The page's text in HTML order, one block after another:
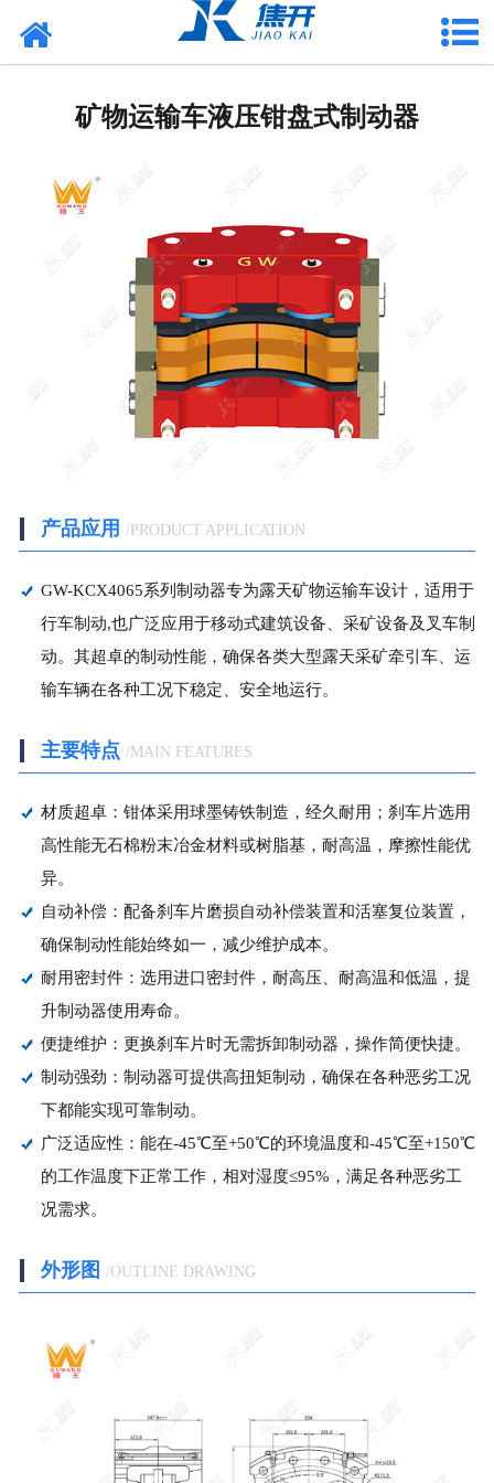
网站首页
- 联轴器
- 增摩垫片
- 摩擦材料
港口海工应用
冶金矿山应用
起重机械应用
- 制动器
推动器
陆空装备应用
建工路桥应用
矿物运输车液压钳盘式制动器
产品应用 /PRODUCT APPLICATION
GW-KCX4065系列制动器专为露天矿物运输车设计，适用于
行车制动,也广泛应用于移动式建筑设备、采矿设备及叉车制
动。其超卓的制动性能，确保各类大型露天采矿牵引车、运
输车辆在各种工况下稳定、安全地运行。
主要特点 /MAIN FEATURES
材质超卓：钳体采用球墨铸铁制造，经久耐用；刹车片选用
高性能无石棉粉末冶金材料或树脂基，耐高温，摩擦性能优
异。
自动补偿：配备刹车片磨损自动补偿装置和活塞复位装置，
确保制动性能始终如一，减少维护成本。
耐用密封件：选用进口密封件，耐高压、耐高温和低温，提
升制动器使用寿命。
便捷维护：更换刹车片时无需拆卸制动器，操作简便快捷。
制动强劲：制动器可提供高扭矩制动，确保在各种恶劣工况
下都能实现可靠制动。
广泛适应性：能在-45℃至+50℃的环境温度和-45℃至+150℃
的工作温度下正常工作，相对湿度≤95%，满足各种恶劣工
况需求。
外形图 /OUTLINE DRAWING